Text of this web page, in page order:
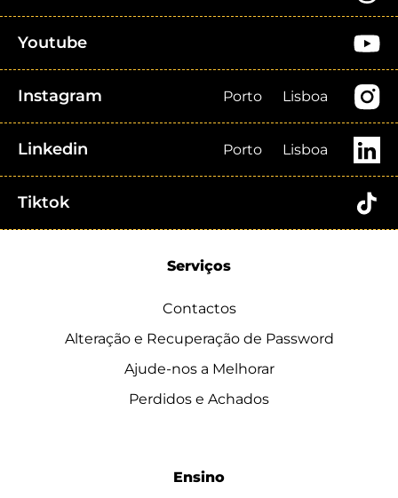
Youtube
Instagram Porto Lisboa
Linkedin Porto Lisboa
Tiktok
Serviços
Contactos
Alteração e Recuperação de Password
Ajude-nos a Melhorar
Perdidos e Achados
Ensino